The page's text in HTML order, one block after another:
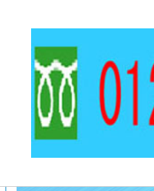
古書 古本
いたします
岩波